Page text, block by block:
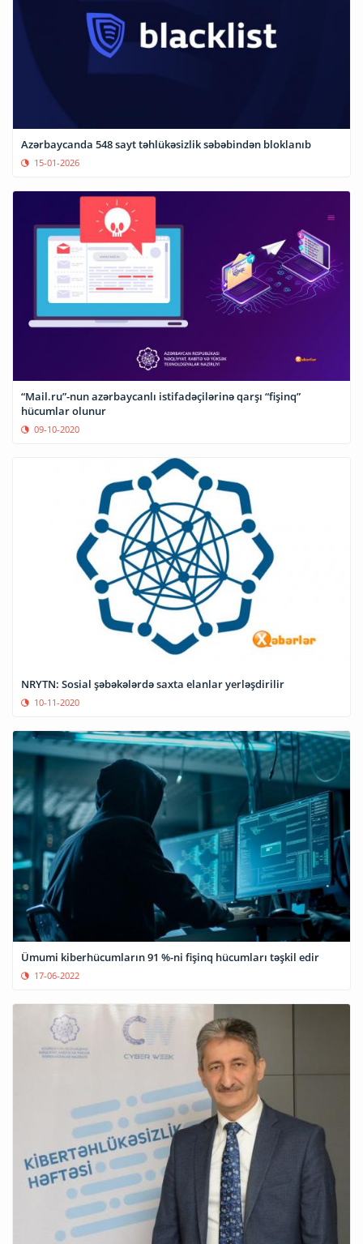
Azərbaycanda 548 sayt təhlükəsizlik səbəbindən bloklanıb
15-01-2026
“Mail.ru”-nun azərbaycanlı istifadəçilərinə qarşı “fişinq”
hücumlar olunur
09-10-2020
NRYTN: Sosial şəbəkələrdə saxta elanlar yerləşdirilir
10-11-2020
Ümumi kiberhücumların 91 %-ni fişinq hücumları təşkil edir
17-06-2022